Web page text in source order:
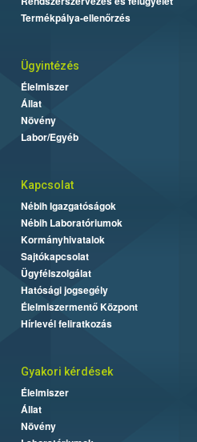
Termékpálya-ellenőrzés
Ügyintézés
Élelmiszer
Állat
Növény
Labor/Egyéb
Kapcsolat
Nébih Igazgatóságok
Nébih Laboratóriumok
Kormányhivatalok
Sajtókapcsolat
Ügyfélszolgálat
Hatósági jogsegély
Élelmiszermentő Központ
Hírlevél feliratkozás
Gyakori kérdések
Élelmiszer
Állat
Növény